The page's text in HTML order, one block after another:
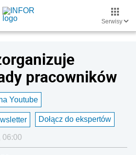
Serwisy
pracowników
Youtube
Dołącz do ekspertów
06:00